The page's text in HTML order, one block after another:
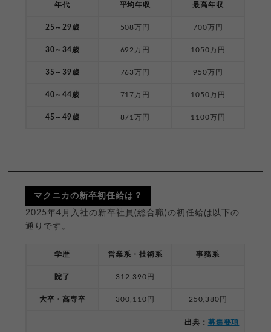
年代 平均年収 最高年収
25～29歳 508万円 700万円
30～34歳 692万円 1050万円
35～39歳 763万円 950万円
40～44歳 717万円 1050万円
45～49歳 871万円 1100万円
マクニカの新卒初任給は？
2025年4月入社の新卒社員(総合職)の初任給は以下の
通りです。
学歴 営業系・技術系 事務系
院了 312,390円 -----
大卒・高専卒 300,110円 250,380円
出典： 募集要項